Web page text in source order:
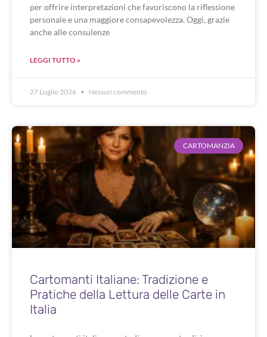
per offrire interpretazioni che favoriscono la riflessione
personale e una maggiore consapevolezza. Oggi, grazie
anche alle consulenze
LEGGI TUTTO »
27 Luglio 2026 Nessun commento
CARTOMANZIA
Cartomanti Italiane: Tradizione e
Pratiche della Lettura delle Carte in
Italia